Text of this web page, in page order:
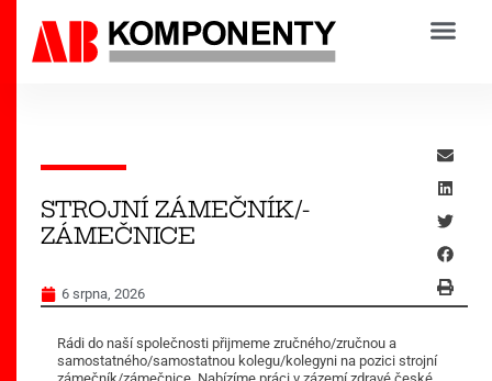
STROJNÍ ZÁMEČNÍK/-
ZÁMEČNICE
6 srpna, 2026
Rádi do naší společnosti přijmeme zručného/zručnou a
samostatného/samostatnou kolegu/kolegyni na pozici strojní